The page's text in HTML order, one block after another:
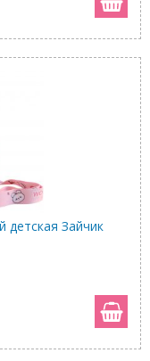
детская Зайчик